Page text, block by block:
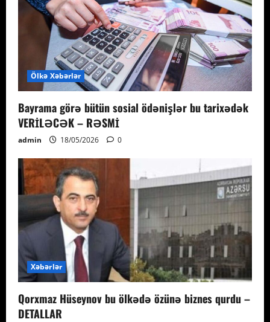
Ölkə Xəbərlər
Bayrama görə bütün sosial ödənişlər bu tarixədək
VERİLƏCƏK – RƏSMİ
admin 18/05/2026 0
Xəbərlər
Qorxmaz Hüseynov bu ölkədə özünə biznes qurdu –
DETALLAR